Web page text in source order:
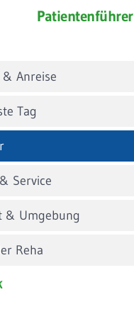
Patientenführer
Anreise
Tag
Service
& Umgebung
Reha